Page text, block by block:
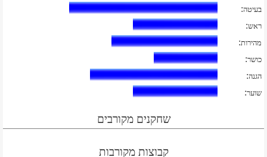
בעיטה:
ראש:
מהירות:
כושר:
הגנה:
שוער:
שחקנים מקורבים
קבוצות מקורבות